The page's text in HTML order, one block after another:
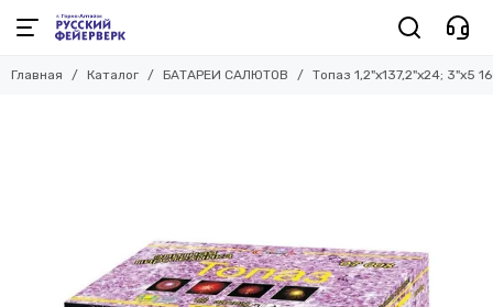
Главная Каталог БАТАРЕИ САЛЮТОВ Топаз 1,2"х137,2"х24; 3"х5